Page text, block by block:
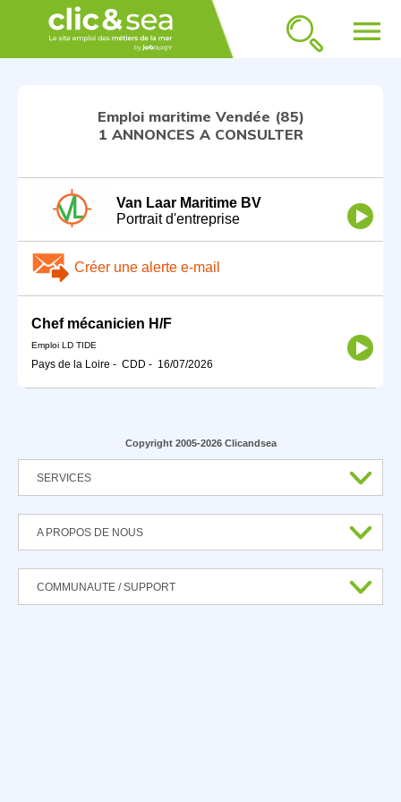
menu
Emploi maritime Vendée (85)
1 ANNONCES A CONSULTER
Van Laar Maritime BV
Portrait d'entreprise
Créer une alerte e-mail
Chef mécanicien H/F
Emploi LD TIDE
Pays de la Loire - CDD - 16/07/2026
Copyright 2005-2026 Clicandsea
SERVICES
A PROPOS DE NOUS
COMMUNAUTE / SUPPORT